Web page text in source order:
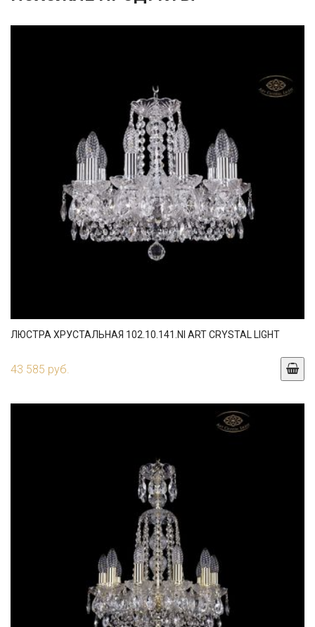
ЛЮСТРА ХРУСТАЛЬНАЯ 102.10.141.NI ART CRYSTAL LIGHT
43 585 руб.